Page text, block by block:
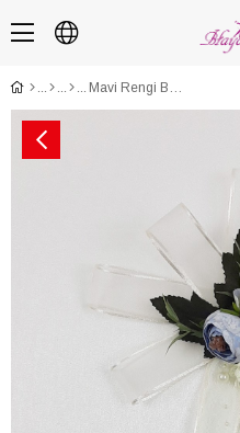
Mavi Rengi Bohça Bavul Süsü